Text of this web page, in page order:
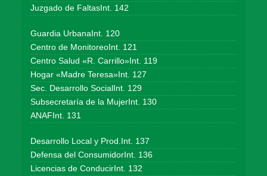
Juzgado de FaltasInt. 142
Guardia UrbanaInt. 120
Centro de MonitoreoInt. 121
Centro Salud «R. Carrillo»Int. 119
Hogar «Madre Teresa»Int. 127
Sec. Desarrollo SocialInt. 129
Subsecretaría de la MujerInt. 130
ANAFInt. 131
Desarrollo Local y Prod.Int. 137
Defensa del ConsumidorInt. 136
Licencias de ConducirInt. 132